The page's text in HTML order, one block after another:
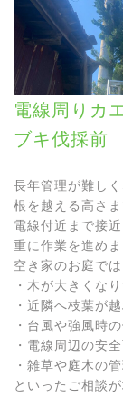
電線周りカ
ブキ伐採前
長年管理が難し
根を越える高さ
電線付近まで接
重に作業を進めま
空き家のお庭では
・木が大きくな
・近隣へ枝葉が
・台風や強風時
・電線周辺の安
・雑草や庭木の
といったご相談